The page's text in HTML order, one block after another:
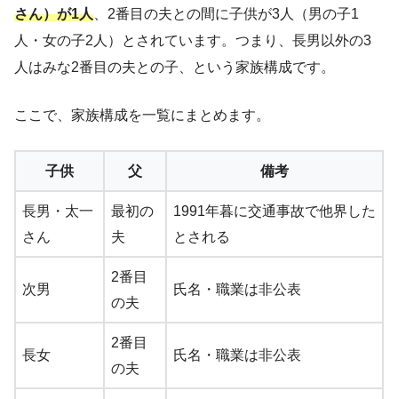
さん）が1人 、2番目の夫との間に子供が3人（男の子1
人・女の子2人）とされています。つまり、長男以外の3
人はみな2番目の夫との子、という家族構成です。
ここで、家族構成を一覧にまとめます。
子供 父 備考
長男・太一
さん
最初の
夫
1991年暮に交通事故で他界した
とされる
次男
2番目
の夫
氏名・職業は非公表
長女
2番目
の夫
氏名・職業は非公表